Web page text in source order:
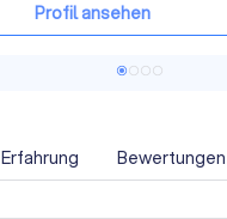
Profil ansehen
Erfahrung Bewertungen